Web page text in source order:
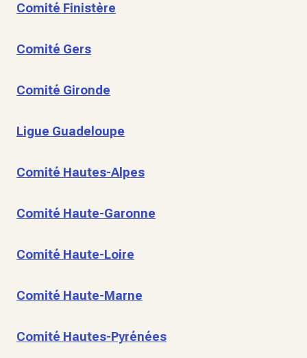
Comité Finistère
Comité Gers
Comité Gironde
Ligue Guadeloupe
Comité Hautes-Alpes
Comité Haute-Garonne
Comité Haute-Loire
Comité Haute-Marne
Comité Hautes-Pyrénées